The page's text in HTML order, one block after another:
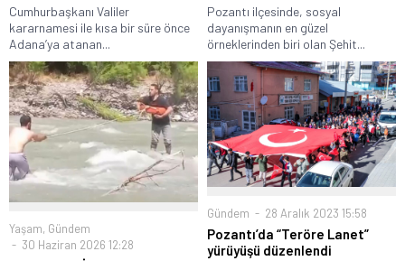
Cumhurbaşkanı Valiler
kararnamesi ile kısa bir süre önce
Adana’ya atanan...
Pozantı ilçesinde, sosyal
dayanışmanın en güzel
örneklerinden biri olan Şehit...
Yaşam, Gündem
30 Haziran 2026 12:28
Gündem 28 Aralık 2023 15:58
Pozantı’da “Teröre Lanet”
yürüyüşü düzenlendi